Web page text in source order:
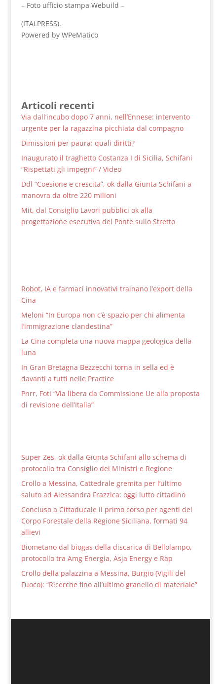
– Foto ufficio stampa Webuild –
(ITALPRESS).
Powered by WPeMatico
Articoli recenti
Via dall’incubo dopo 7 anni, nell’Ennese: intervento
urgente per la ragazzina picchiata dal compagno
Dimissioni per paura: quali diritti?
Inaugurato il traghetto Costanza I di Sicilia, Schifani
“Rispettati gli impegni” / Video
Ddl “Coesione e crescita”, ok dalla Giunta Schifani a
manovra da oltre 220 milioni
Mit, dal Consiglio Lavori pubblici ok alla
progettazione esecutiva del Ponte sullo Stretto
Robot, IA e farmaci innovativi trainano l’export della
Cina
Meloni “In Europa non c’è spazio per chi alimenta
l’immigrazione clandestina”
La Cina completa una nuova mappa geologica della
luna
In Gran Bretagna Bezzecchi torna in sella ed è
davanti a tutti nelle Practice
Pnrr, Foti “Via libera da Commissione Ue alla proposta
di revisione dell’Italia”
Super Zes, ok dalla Giunta Schifani allo schema di
protocollo tra Consiglio dei Ministri e Regione
Crollo a Messina, Cattedrale gremita per l’ultimo
saluto ad Alessandra Frazzica: oggi lutto cittadino
Concluso a Cittaducale il primo corso per agenti del
Corpo Forestale della Regione Siciliana, formati 94
allievi
Biometano dal biogas della discarica di Bellolampo,
protocollo tra Amg Energia, Asja Energy e Rap
Crollo della palazzina a Messina, Burgio (Vigili del
Fuoco): “Ricerche fino all’ultimo granello di materiale”